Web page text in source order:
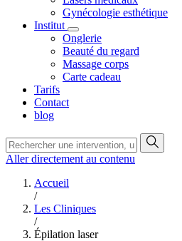
Gynécologie esthétique
Institut
Onglerie
Beauté du regard
Massage corps
Carte cadeau
Tarifs
Contact
blog
Aller directement au contenu
Accueil
/
Les Cliniques
/
Épilation laser